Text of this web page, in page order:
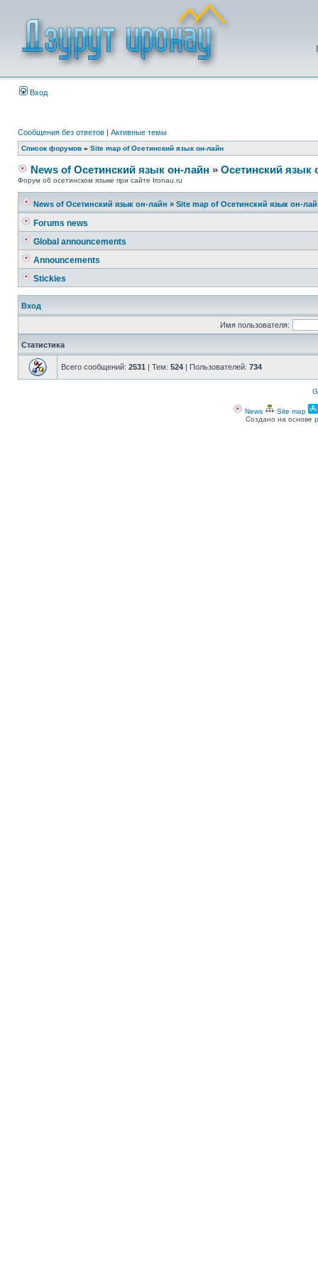
Вход
Сообщения без ответов | Активные темы
Список форумов » Site map of Осетинский язык он-лайн
News of Осетинский язык он-лайн » Осетинский язык
Форум об осетинском языке при сайте Ironau.ru
News of Осетинский язык он-лайн » Site map of Осетинский язык он-
Forums news
Global announcements
Announcements
Stickies
Вход
Имя пользователя:
Статистика
Всего сообщений: 2531 | Тем: 524 | Пользователей: 734
News Site map
Создано на основе